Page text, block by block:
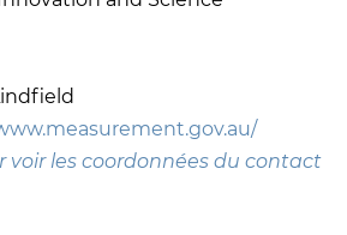
voir les coordonnées du contact